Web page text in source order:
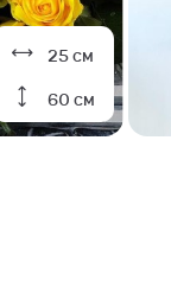
25 см
60 см